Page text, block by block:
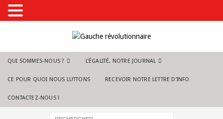
QUI SOMMES-NOUS ? L’ÉGALITÉ, NOTRE JOURNAL
CE POUR QUOI NOUS LUTTONS RECEVOIR NOTRE LETTRE D’INFO
CONTACTEZ-NOUS !